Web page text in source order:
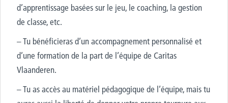
d’apprentissage basées sur le jeu, le coaching, la gestion
de classe, etc.
– Tu bénéficieras d’un accompagnement personnalisé et
d’une formation de la part de l’équipe de Caritas
Vlaanderen.
– Tu as accès au matériel pédagogique de l’équipe, mais tu